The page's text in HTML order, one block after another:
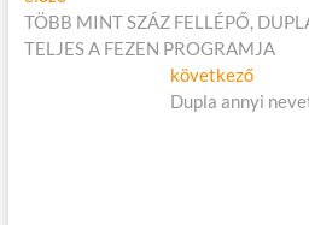
navigáció
cikk:
TÖBB MINT SZÁZ FELLÉPŐ,
TELJES A FEZEN PROGRAMJA
következő
cikk:
Dupla annyi